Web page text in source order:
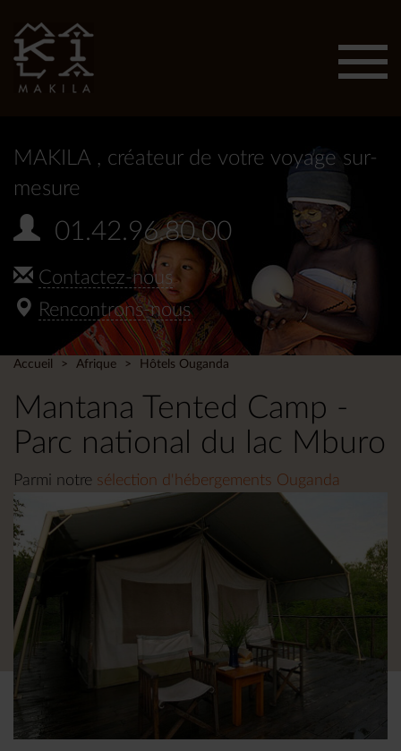
MAKILA , créateur de votre voyage sur-
mesure
01.42.96.80.00
Contactez-nous
Rencontrons-nous
Accueil Afrique Hôtels Ouganda
Mantana Tented Camp -
Parc national du lac Mburo
Parmi notre sélection d'hébergements Ouganda